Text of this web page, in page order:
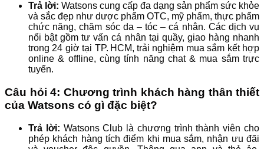
Trả lời: Watsons cung cấp đa dạng sản phẩm sức khỏe
và sắc đẹp như dược phẩm OTC, mỹ phẩm, thực phẩm
chức năng, chăm sóc da – tóc – cá nhân. Các dịch vụ
nổi bật gồm tư vấn cá nhân tại quầy, giao hàng nhanh
trong 24 giờ tại TP. HCM, trải nghiệm mua sắm kết hợp
online & offline, cùng tính năng chat & mua sắm trực
tuyến.
Câu hỏi 4: Chương trình khách hàng thân thiết
của Watsons có gì đặc biệt?
Trả lời: Watsons Club là chương trình thành viên cho
phép khách hàng tích điểm khi mua sắm, nhận ưu đãi